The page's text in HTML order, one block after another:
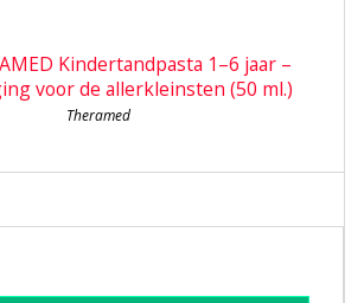
Kindertandpasta 1–6 jaar –
voor de allerkleinsten (50 ml.)
Theramed